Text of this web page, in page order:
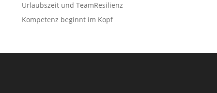
Urlaubszeit und TeamResilienz
Kompetenz beginnt im Kopf